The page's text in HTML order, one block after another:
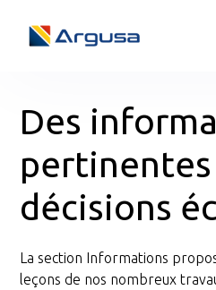
Des
décisions
La section Informations
leçons de nos nombreux